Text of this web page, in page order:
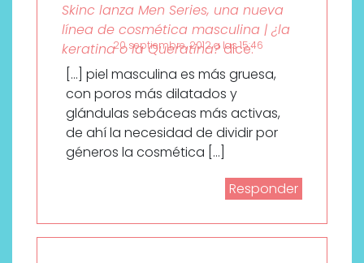
Skinc lanza Men Series, una nueva
línea de cosmética masculina | ¿la
keratina o la Queratina?dice:
20 septiembre, 2012 a las 15:46
[…] piel masculina es más gruesa,
con poros más dilatados y
glándulas sebáceas más activas,
de ahí la necesidad de dividir por
géneros la cosmética […]
Responder